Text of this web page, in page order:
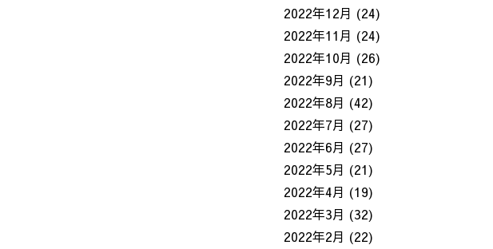
2022年12月 (24)
2022年11月 (24)
2022年10月 (26)
2022年9月 (21)
2022年8月 (42)
2022年7月 (27)
2022年6月 (27)
2022年5月 (21)
2022年4月 (19)
2022年3月 (32)
2022年2月 (22)